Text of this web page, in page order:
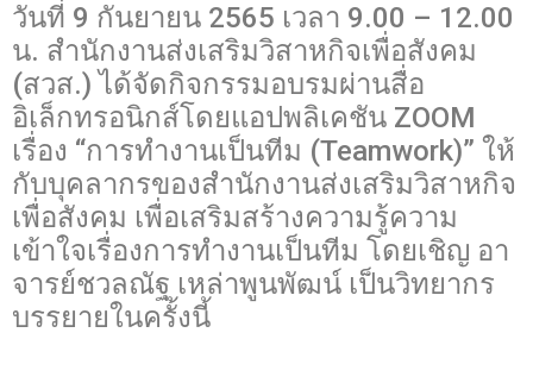
วันที่ 9 กันยายน 2565 เวลา 9.00 – 12.00
น. สำนักงานส่งเสริมวิสาหกิจเพื่อสังคม
(สวส.) ได้จัดกิจกรรมอบรมผ่านสื่อ
อิเล็กทรอนิกส์โดยแอปพลิเคชัน ZOOM
เรื่อง “การทำงานเป็นทีม (Teamwork)” ให้
กับบุคลากรของสำนักงานส่งเสริมวิสาหกิจ
เพื่อสังคม เพื่อเสริมสร้างความรู้ความ
เข้าใจเรื่องการทำงานเป็นทีม โดยเชิญ อา
จารย์ชวลณัฐ เหล่าพูนพัฒน์ เป็นวิทยากร
บรรยายในครั้งนี้